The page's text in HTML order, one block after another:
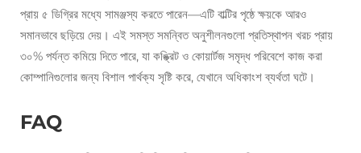
প্রায় ৫ ডিগ্রির মধ্যে সামঞ্জস্য করতে পারেন—এটি বাল্টির পৃষ্ঠে ক্ষয়কে আরও
সমানভাবে ছড়িয়ে দেয়। এই সমস্ত সমন্বিত অনুশীলনগুলো প্রতিস্থাপন খরচ প্রায়
৩০% পর্যন্ত কমিয়ে দিতে পারে, যা কঙ্ক্রিট ও কোয়ার্টজ সমৃদ্ধ পরিবেশে কাজ করা
কোম্পানিগুলোর জন্য বিশাল পার্থক্য সৃষ্টি করে, যেখানে অধিকাংশ ব্যর্থতা ঘটে।
FAQ